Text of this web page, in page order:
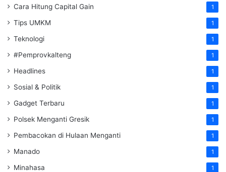
Cara Hitung Capital Gain 1
Tips UMKM 1
Teknologi 1
#Pemprovkalteng 1
Headlines 1
Sosial & Politik 1
Gadget Terbaru 1
Polsek Menganti Gresik 1
Pembacokan di Hulaan Menganti 1
Manado 1
Minahasa 1